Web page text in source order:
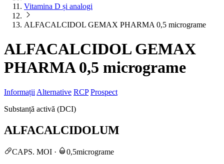
Vitamina D și analogi
ALFACALCIDOL GEMAX PHARMA 0,5 micrograme
ALFACALCIDOL GEMAX
PHARMA 0,5 micrograme
Informații Alternative RCP Prospect
Substanță activă (DCI)
ALFACALCIDOLUM
CAPS. MOI · 0,5micrograme